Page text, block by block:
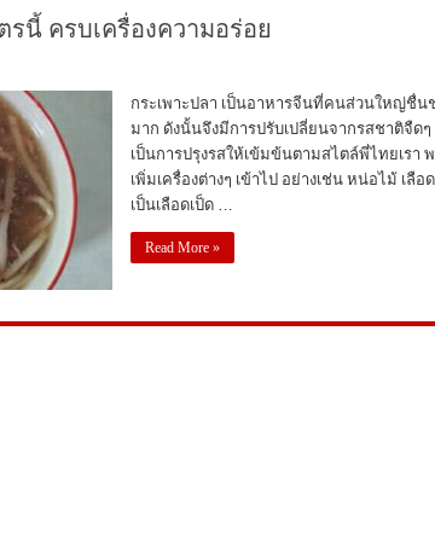
รนี้ ครบเครื่องความอร่อย
กระเพาะปลา เป็นอาหารจีนที่คนส่วนใหญ่ชื่น
มาก ดังนั้นจึงมีการปรับเปลี่ยนจากรสชาติจืดๆ
เป็นการปรุงรสให้เข้มข้นตามสไตล์พี่ไทยเรา
เพิ่มเครื่องต่างๆ เข้าไป อย่างเช่น หน่อไม้ เลือ
เป็นเลือดเป็ด …
Read More »